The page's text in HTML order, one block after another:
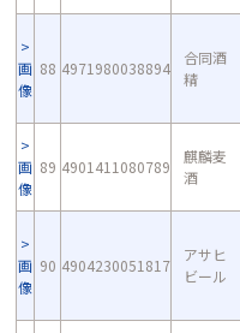
画
像
88 4971980038894
合同酒
精
画
像
89 4901411080789
麒麟麦
酒
画
像
90 4904230051817
アサヒ
ビール